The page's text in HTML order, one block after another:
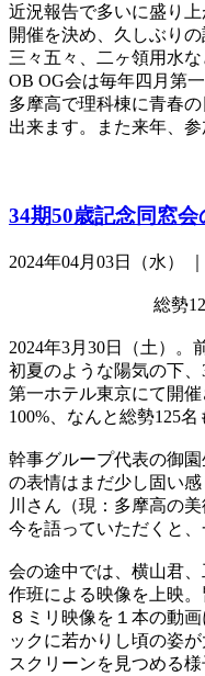
近況報告で多いに盛り
開催を決め、久しぶり
三々五々、二ヶ領用水
OB OG会は毎年四月第
多摩高で理科棟に青春
出来ます。また来年、参
34期50歳記念同窓会
2024年04月03日（水） ｜
総勢
2024年3月30日（土）
初夏のような陽気の下
第一ホテル東京にて開
100%、なんと総勢125
幹事グループ代表の御
の表情はまだ少し固い
川さん（現：多摩高の
今を語っていただくと
会の途中では、横山君
作班による映像を上映
８ミリ映像を１本の動
ックに若かりし頃の姿
スクリーンを見つめる